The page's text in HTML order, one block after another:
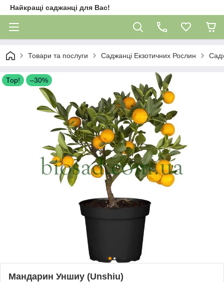
Найкращі саджанці для Вас!
Товари та послуги Саджанці Екзотичних Рослин
Тор! –30%
Мандарин Уншиу (Unshiu)